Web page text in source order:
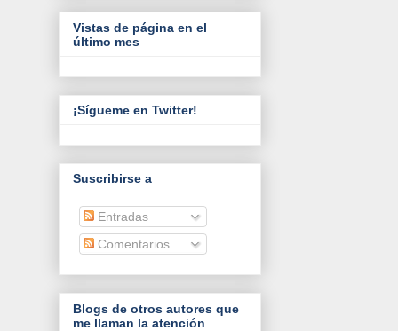
Vistas de página en el
último mes
¡Sígueme en Twitter!
Suscribirse a
Entradas
Comentarios
Blogs de otros autores que
me llaman la atención